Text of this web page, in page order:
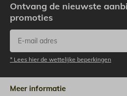
Ontvang de nieuwste
promoties
* Lees hier de wettelijke beperkingen
Meer informatie